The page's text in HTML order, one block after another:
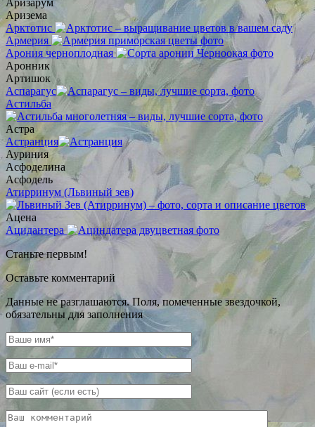
Аризема
Арктотис
Армерия
Арония черноплодная
Аронник
Артишок
Аспарагус
Астильба
Астра
Астранция
Ауриния
Асфоделина
Асфодель
Атирринум (Львиный зев)
Ацена
Ацидантера
Станьте первым!
Оставьте комментарий
Данные не разглашаются. Поля, помеченные звездочкой,
обязательны для заполнения